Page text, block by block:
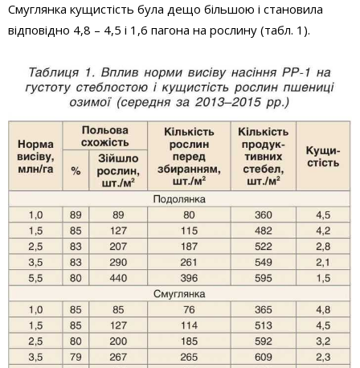
Смуглянка кущистість була дещо більшою і становила
відповідно 4,8 – 4,5 і 1,6 пагона на рослину (табл. 1).